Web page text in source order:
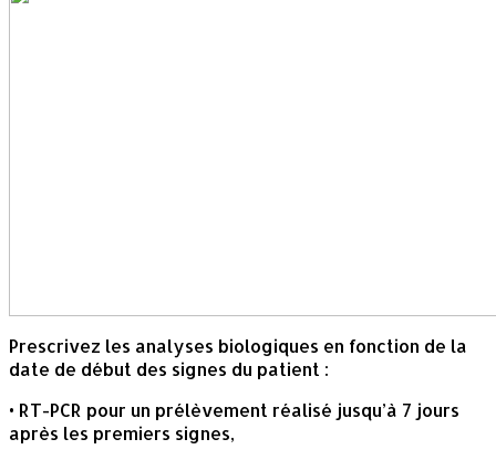
Prescrivez les analyses biologiques en fonction de la
date de début des signes du patient :
• RT-PCR pour un prélèvement réalisé jusqu’à 7 jours
après les premiers signes,